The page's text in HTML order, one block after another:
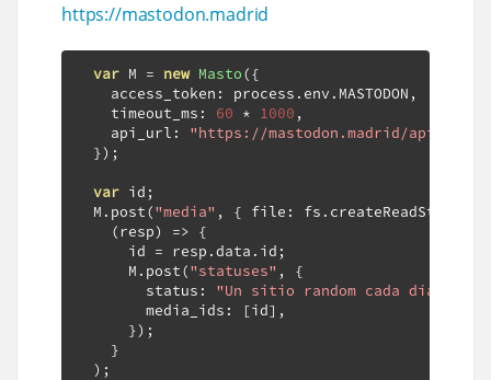
https://mastodon.madrid
var M = new Masto({
    access_token
: process . env . MASTODON ,
    timeout_ms
: 60 * 1000 ,
    api_url
: "https://mastodon.madrid/api/v1/"
});
var id ;
  M
. post("media" , { file : fs . createReadStream
( resp) => {
      id
= resp .data . id ;
      M
. post("statuses" ,
{
        status
: "Un sitio random cada día"
        media_ids
: [id],
});
}
);